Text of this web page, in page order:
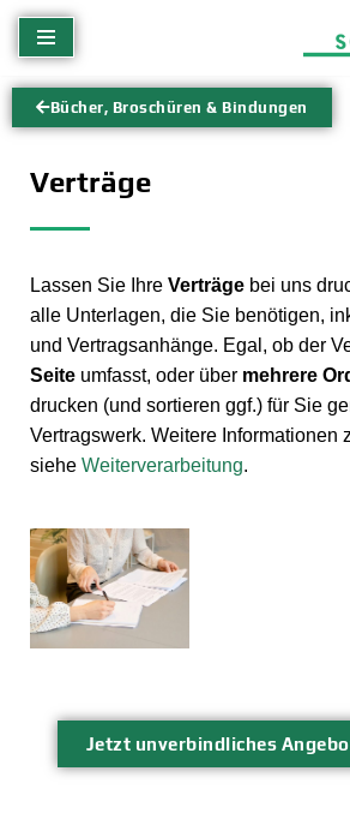
Zum
Inhalt
springen
Bücher, Broschüren & Bindungen
Verträge
Lassen Sie Ihre Verträge bei uns
alle Unterlagen, die Sie benötigen,
und Vertragsanhänge. Egal, ob der
Seite umfasst, oder über mehrere
drucken (und sortieren ggf.) für Sie
Vertragswerk. Weitere Informationen
siehe Weiterverarbeitung.
Jetzt unverbindliches